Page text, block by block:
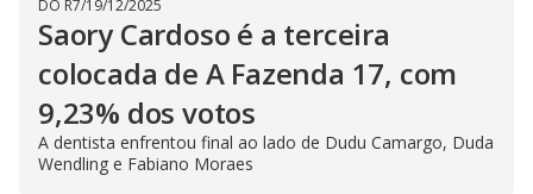
DO R7/19/12/2025
Saory Cardoso é a terceira
colocada de A Fazenda 17, com
9,23% dos votos
A dentista enfrentou final ao lado de Dudu Camargo, Duda
Wendling e Fabiano Moraes